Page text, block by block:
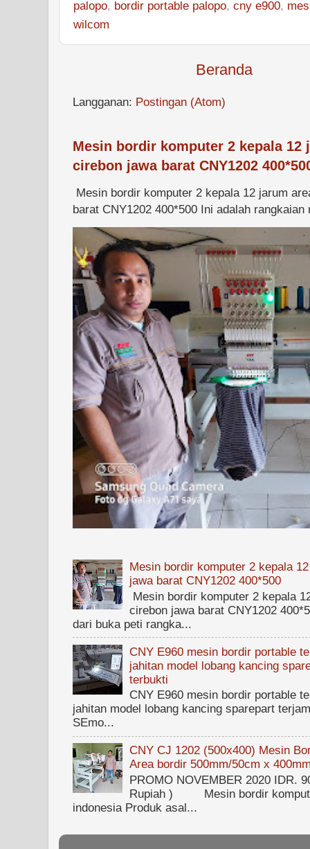
palopo, bordir portable palopo, cny e900,
wilcom
Beranda
Langganan: Postingan (Atom)
Mesin bordir komputer 2 kepala 12
cirebon jawa barat CNY1202
Mesin bordir komputer 2 kepala 12 jarum
barat CNY1202 400*500 Ini adalah
Mesin bordir komputer 2 kepala
jawa barat CNY1202 400*500
Mesin bordir komputer 2 kepala
cirebon jawa barat CNY1202
dari buka peti rangka...
CNY E960 mesin bordir portable
jahitan model lobang kancing
terbukti
CNY E960 mesin bordir portable
jahitan model lobang kancing sparepart
SEmo...
CNY CJ 1202 (500x400) Mesin
Area bordir 500mm/50cm x
PROMO NOVEMBER 2020 IDR.
Rupiah ) Mesin bordir
indonesia Produk asal...